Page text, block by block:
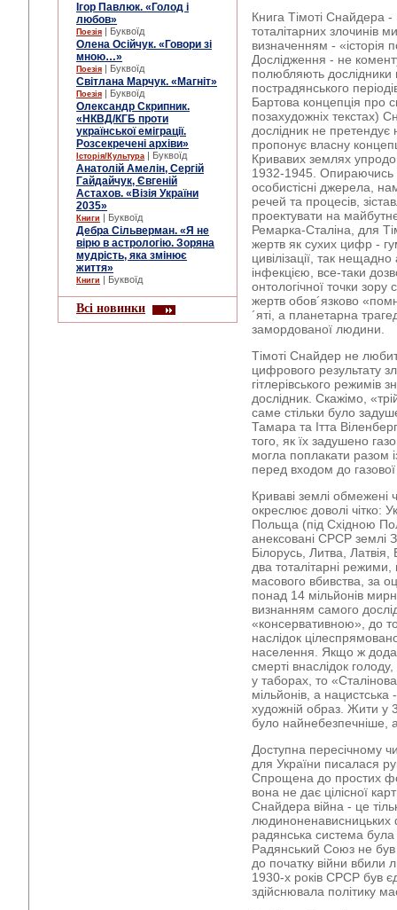
Ігор Павлюк. «Голод і
любов»
Поезія | Буквоїд
Олена Осійчук. «Говори зі
мною…»
Поезія | Буквоїд
Світлана Марчук. «Магніт»
Поезія | Буквоїд
Олександр Скрипник.
«НКВД/КГБ проти
української еміграції.
Розсекречені архіви»
Історія/Культура | Буквоїд
Анатолій Амелін, Сергій
Гайдайчук, Євгеній
Астахов. «Візія України
2035»
Книги | Буквоїд
Дебра Сільверман. «Я не
вірю в астрологію. Зоряна
мудрість, яка змінює
життя»
Книги | Буквоїд
Всі новинки
Книга Тімоті Снайдера -
тоталітарних злочинів
визначенням - «історія
Дослідження - не
полюбляють дослідники
пострадянського
Бартова концепція про
позахудожніх текстах)
дослідник не претендує
пропонує власну
Кривавих землях
1932-1945. Опираючись
особистісні джерела,
речей та процесів,
проектувати на
Ремарка-Сталіна, для
жертв як сухих цифр -
цивілізації, так
інфекцією, все-таки
онтологічної точки зору
жертв обов´язково
´яті, а планетарна
замордованої людини.
Тімоті Снайдер не
цифрового результату
гітлерівського
дослідник. Скажімо,
саме стільки було
Тамара та Ітта
того, як їх задушено
могла поплакати разом
перед входом до
Криваві землі
окреслює доволі чітко:
Польща (під Східною
анексовані СРСР землі
Білорусь, Литва,
два тоталітарні
масового вбивства, за
понад 14 мільйонів
визнанням самого
«консервативною», до
наслідок
населення. Якщо ж
смерті внаслідок
у таборах, то
мільйонів, а
художній образ. Жити у
було найнебезпечніше,
Доступна пересічному
для України писалася
Спрощена до простих
вона не дає цілісної
Снайдера війна - це
радянська система
Радянський Союз не був
до початку війни вбили
1930-х років СРСР був
здійснювала політику